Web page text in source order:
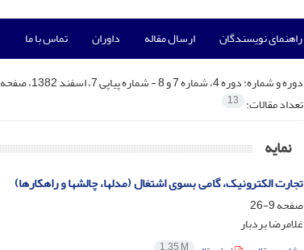
راهنمای نویسندگان ارسال مقاله داوران تماس با ما
دوره و شماره:دوره 4، شماره 7 و 8 - شماره پیاپی 7، اسفند 1382، صفحه 9-294
تعداد مقالات: 13
نمایه
تجارت الکترونیک، گامی بسوی اشتغال (مدلها، چالشها و راهکارها)
صفحه9-26
غلامرضا بردبار